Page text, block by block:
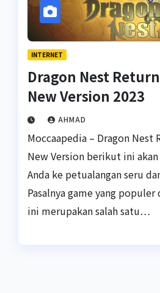
INTERNET
Dragon Nest
New Version 2023
AHMAD
Moccaapedia – Dragon Nest
New Version berikut ini
Anda ke petualangan seru
Pasalnya game yang
ini merupakan salah satu…